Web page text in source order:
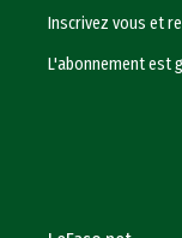
Inscrivez vous et
L'abonnement est